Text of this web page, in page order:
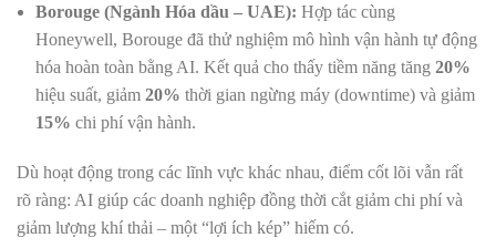
Borouge (Ngành Hóa dầu – UAE): Hợp tác cùng
Honeywell, Borouge đã thử nghiệm mô hình vận hành tự động
hóa hoàn toàn bằng AI. Kết quả cho thấy tiềm năng tăng 20%
hiệu suất, giảm 20% thời gian ngừng máy (downtime) và giảm
15% chi phí vận hành.
Dù hoạt động trong các lĩnh vực khác nhau, điểm cốt lõi vẫn rất
rõ ràng: AI giúp các doanh nghiệp đồng thời cắt giảm chi phí và
giảm lượng khí thải – một “lợi ích kép” hiếm có.